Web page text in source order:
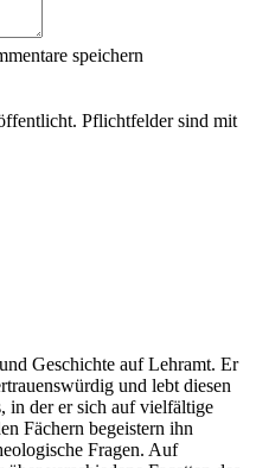
speichern
Pflichtfelder sind mit
Geschichte auf Lehramt. Er
und lebt diesen
in der er sich auf vielfältige
Fächern begeistern ihn
Fragen. Auf